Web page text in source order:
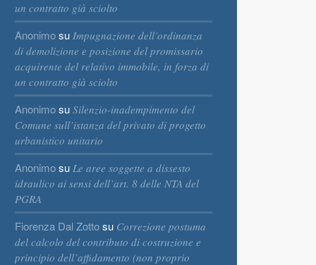
un contratto già sciolto
Anonimosu Impugnazione dell’ordinanza
di demolizione e posizione del promissario
acquirente del relativo immobile, in forza di
un contratto già sciolto
Anonimosu Silenzio-inadempimento del
Comune sull’istanza del privato di progetto
urbanistico unitario
Anonimosu Le aree soggette a dissesto
idraulico ai sensi dell’art. 8 delle NTA del
PGRA
Fiorenza Dal Zottosu Correzione postuma
del calcolo del contributo di costruzione e
principio dell’affidamento (non proprio